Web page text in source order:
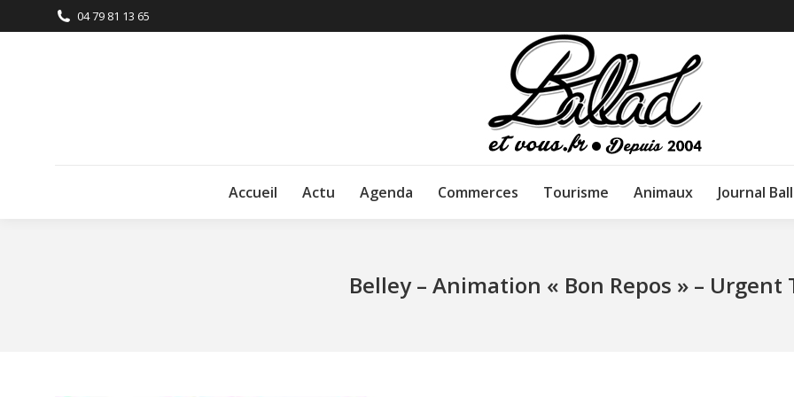
04 79 81 13 65
Accueil Actu Agenda Commerces Tourisme Animaux Journal
Belley – Animation « Bon Repos » – Urgent